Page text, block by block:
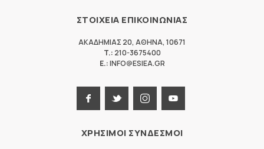
ΣΤΟΙΧΕΙΑ ΕΠΙΚΟΙΝΩΝΙΑΣ
ΑΚΑΔΗΜΙΑΣ 20, ΑΘΗΝΑ, 10671
T.: 210-3675400
E.:INFO@ESIEA.GR
ΧΡΗΣΙΜΟΙ ΣΥΝΔΕΣΜΟΙ